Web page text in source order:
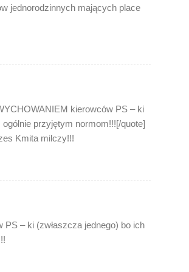
jednorodzinnych mających place
kierowców PS – ki
przyjętym normom!!![/quote]
Kmita milczy!!!
– ki (zwłaszcza jednego) bo ich